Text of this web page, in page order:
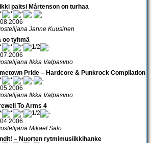
paitsi Mårtenson on turhaa
Janne Kuusinen
oo tyhmä
Ilkka Valpasvuo
Pride – Hardcore & Punkrock Compilation
Ilkka Valpasvuo
To Arms 4
Mikael Salo
– Nuorten rytmimusiikkihanke